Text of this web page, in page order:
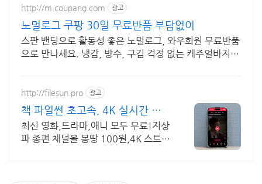
http://m.coupang.com 광고
노멀로그 쿠팡 30일 무료반품 부담없이
스판 밴딩으로 활동성 좋은 노멀로그, 와우회원 무료반품
으로 만나세요. 냉감, 방수, 구김 걱정 없는 캐주얼바지,
http://filesun.pro 광고
책 파일썬 초고속, 4K 실시간 보
기!
최신 영화,드라마,애니 모두 무료!지상
파 종편 채널을 몽땅 100원,4K 스트리